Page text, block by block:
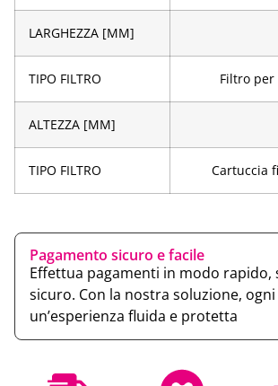
LARGHEZZA [MM]
TIPO FILTRO Filtro
ALTEZZA [MM]
TIPO FILTRO Cartuccia
Pagamento sicuro e facile
Effettua pagamenti in modo rapido,
sicuro. Con la nostra soluzione,
un’esperienza fluida e protetta